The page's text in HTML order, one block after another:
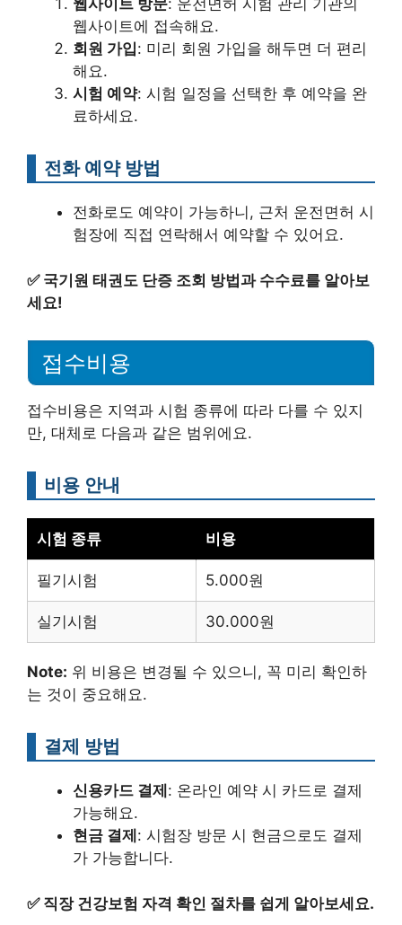
웹사이트 방문: 운전면허 시험 관리 기관의
웹사이트에 접속해요.
회원 가입: 미리 회원 가입을 해두면 더 편리
해요.
시험 예약: 시험 일정을 선택한 후 예약을 완
료하세요.
전화 예약 방법
전화로도 예약이 가능하니, 근처 운전면허 시
험장에 직접 연락해서 예약할 수 있어요.
✅ 국기원 태권도 단증 조회 방법과 수수료를 알아보
세요!
접수비용
접수비용은 지역과 시험 종류에 따라 다를 수 있지
만, 대체로 다음과 같은 범위에요.
비용 안내
시험 종류 비용
필기시험 5.000원
실기시험 30.000원
Note: 위 비용은 변경될 수 있으니, 꼭 미리 확인하
는 것이 중요해요.
결제 방법
신용카드 결제 : 온라인 예약 시 카드로 결제
가능해요.
현금 결제 : 시험장 방문 시 현금으로도 결제
가 가능합니다.
✅ 직장 건강보험 자격 확인 절차를 쉽게 알아보세요.